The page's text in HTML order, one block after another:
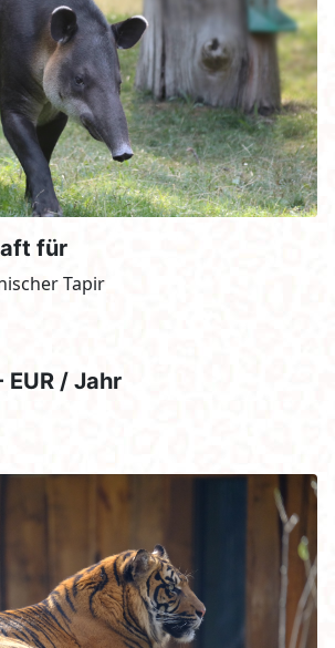
für
Tapir
/ Jahr